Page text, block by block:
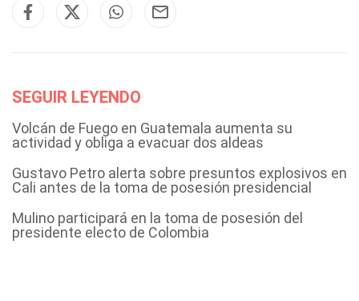
SEGUIR LEYENDO
Volcán de Fuego en Guatemala aumenta su
actividad y obliga a evacuar dos aldeas
Gustavo Petro alerta sobre presuntos explosivos en
Cali antes de la toma de posesión presidencial
Mulino participará en la toma de posesión del
presidente electo de Colombia